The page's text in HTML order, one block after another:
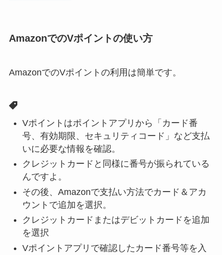
AmazonでのVポイントの使い方
AmazonでのVポイントの利用は簡単です。
Vポイントはポイントアプリから「カード番
号、有効期限、セキュリティコード」など支払
いに必要な情報を確認。
クレジットカードと同様に番号が振られている
んですよ。
その後、Amazonで支払い方法でカード＆アカ
ウントで追加を選択。
クレジットカードまたはデビットカードを追加
を選択
Vポイントアプリで確認したカード番号等を入